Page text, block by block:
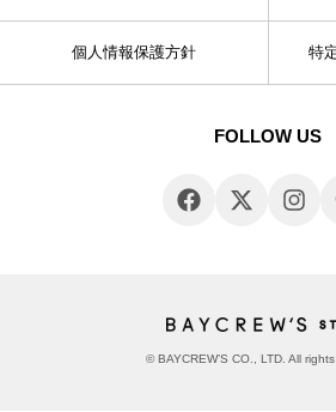
個人情報保護方針 特
FOLLOW US
© BAYCREW’S CO., LTD. All